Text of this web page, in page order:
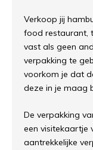
Verkoop jij
food restaurant,
vast als geen
verpakking te
voorkom je dat
deze in je maag
De verpakking
een visitekaartje
aantrekkelijke